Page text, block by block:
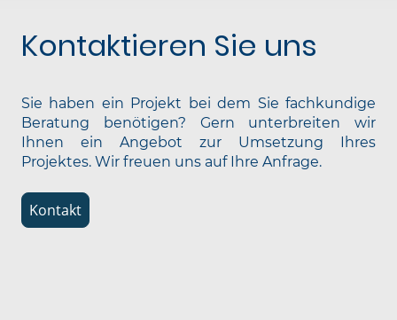
Kontaktieren Sie uns
Sie haben ein Projekt bei dem Sie fachkundige
Beratung benötigen? Gern unterbreiten wir
Ihnen ein Angebot zur Umsetzung Ihres
Projektes. Wir freuen uns auf Ihre Anfrage.
Kontakt